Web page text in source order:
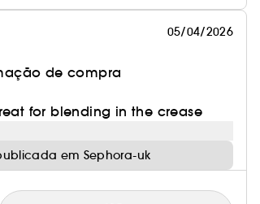
05/04/2026
de compra
for blending in the crease
em Sephora-uk